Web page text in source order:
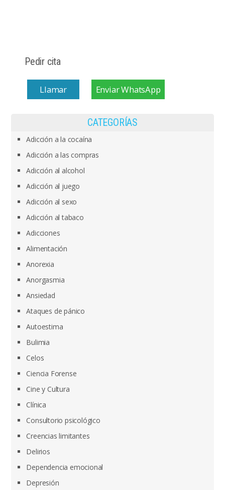
Pedir cita
Llamar Enviar WhatsApp
CATEGORÍAS
Adicción a la cocaína
Adicción a las compras
Adicción al alcohol
Adicción al juego
Adicción al sexo
Adicción al tabaco
Adicciones
Alimentación
Anorexia
Anorgasmia
Ansiedad
Ataques de pánico
Autoestima
Bulimia
Celos
Ciencia Forense
Cine y Cultura
Clínica
Consultorio psicológico
Creencias limitantes
Delirios
Dependencia emocional
Depresión